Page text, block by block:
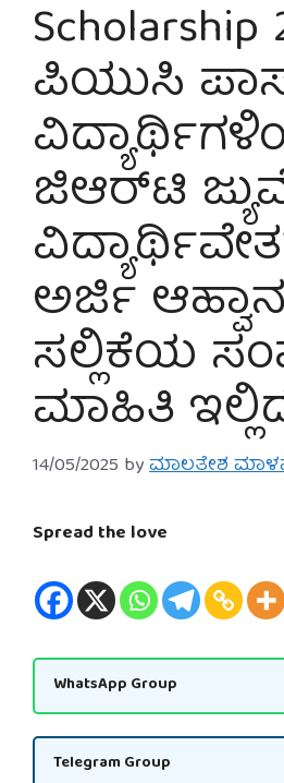
Scholarship
ಪಿಯುಸಿ
ಜಿಆರ್‌ಟಿ
ಅರ್ಜಿ
ಸಲ್ಲಿಕೆಯ
ಮಾಹಿತಿ
14/05/2025 byಮಾಲತೇಶ
Spread the love
WhatsApp Group
Telegram Group